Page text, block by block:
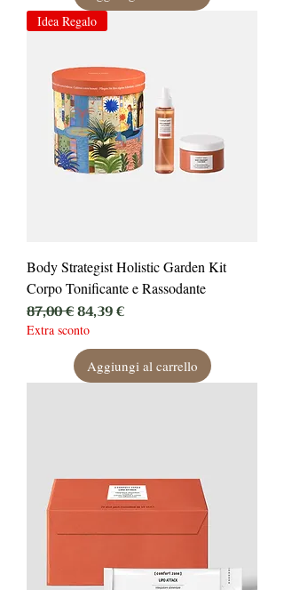
Idea Regalo
Body Strategist Holistic Garden Kit
Corpo Tonificante e Rassodante
Prezzo regolare
87,00 €Prezzo scontato
84,39 €
Extra sconto
Aggiungi al carrello